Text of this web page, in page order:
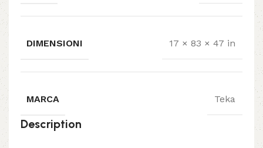
DIMENSIONI 17 × 83 × 47 in
MARCA Teka
Description